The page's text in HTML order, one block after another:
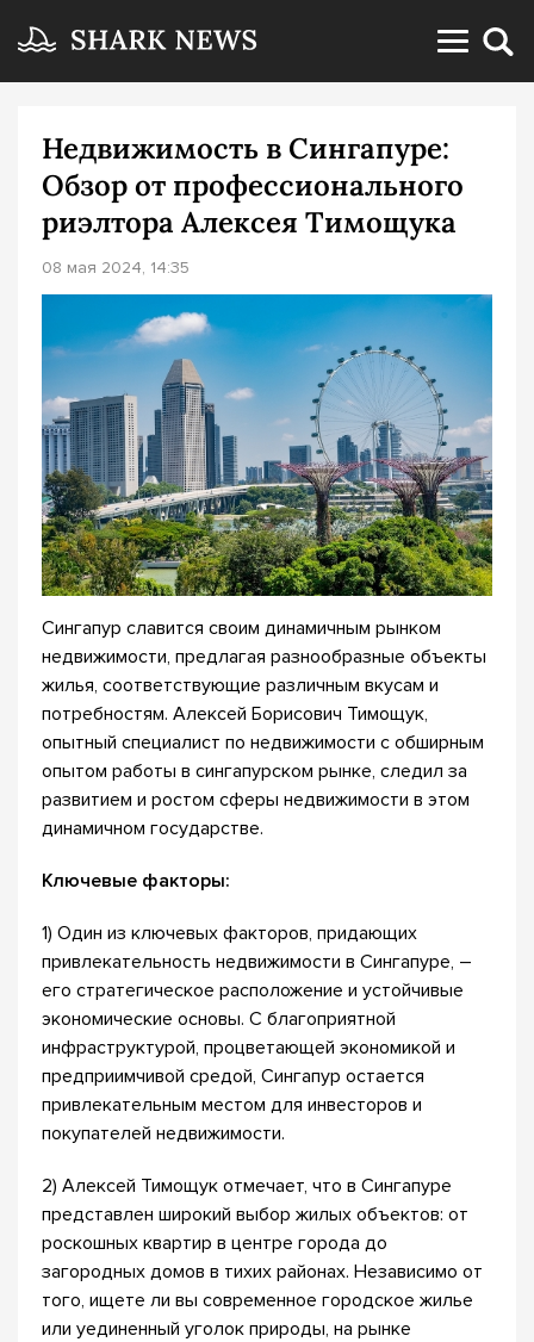
Недвижимость в Сингапуре:
Обзор от профессионального
риэлтора Алексея Тимощука
08 мая 2024, 14:35
Сингапур славится своим динамичным рынком
недвижимости, предлагая разнообразные объекты
жилья, соответствующие различным вкусам и
потребностям. Алексей Борисович Тимощук,
опытный специалист по недвижимости с обширным
опытом работы в сингапурском рынке, следил за
развитием и ростом сферы недвижимости в этом
динамичном государстве.
Ключевые факторы:
1) Один из ключевых факторов, придающих
привлекательность недвижимости в Сингапуре, –
его стратегическое расположение и устойчивые
экономические основы. С благоприятной
инфраструктурой, процветающей экономикой и
предприимчивой средой, Сингапур остается
привлекательным местом для инвесторов и
покупателей недвижимости.
2) Алексей Тимощук отмечает, что в Сингапуре
представлен широкий выбор жилых объектов: от
роскошных квартир в центре города до
загородных домов в тихих районах. Независимо от
того, ищете ли вы современное городское жилье
или уединенный уголок природы, на рынке